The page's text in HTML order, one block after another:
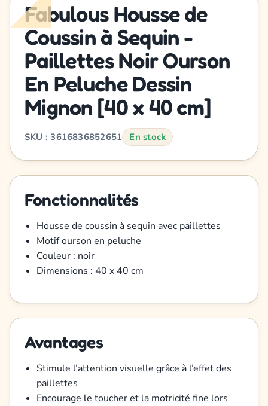
Fabulous Housse de
Coussin à Sequin -
Paillettes Noir Ourson
En Peluche Dessin
Mignon [40 x 40 cm]
SKU : 3616836852651 En stock
Fonctionnalités
Housse de coussin à sequin avec paillettes
Motif ourson en peluche
Couleur : noir
Dimensions : 40 x 40 cm
Avantages
Stimule l’attention visuelle grâce à l’effet des
paillettes
Encourage le toucher et la motricité fine lors